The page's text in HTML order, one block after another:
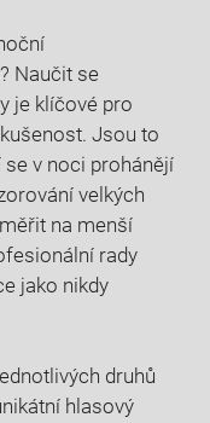
Naučit se
je​ klíčové pro
Jsou⁤ to
v noci prohánějí
velkých
na menší
rady
jako ‍nikdy
druhů
hlasový​